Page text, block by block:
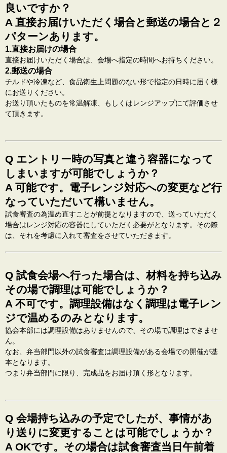
良いですか？
A 直接お届けいただく場合と郵送の場合と２
パターンあります。
1.直接お届けの場合
直接お届けいただく場合は、会場へ指定の時間へお持ちください。
2.郵送の場合
チルドや冷凍など、食品衛生上問題のない形で指定の日時に届く様
にお送りください。
お送り頂いたものを常温解凍、もしくはレンジアップにて評価させ
て頂きます。
Q エントリー時の写真と違う容器になって
しまいますが可能でしょうか？
A 可能です。電子レンジ対応への変更など行
なっていただいて構いません。
試食審査の為温め直すことが前提となりますので、送っていただく
場合はレンジ対応の容器にしていただく必要がとなります。その際
は、それを考慮に入れて審査をさせていただきます。
Q 試食会場へ行った場合は、材料を持ち込み
その場で調理は可能でしょうか？
A 不可です。調理設備はなく調理は電子レン
ジで温めるのみとなります。
協会本部には調理設備はありませんので、その場で調理はできませ
ん。
なお、弁当部門以外の試食審査は調理設備がある会場での開催が基
本となります。
つまり弁当部門に限り、完成品をお届け頂く形となります。
Q 会場持ち込みの予定でしたが、事情があ
り送りに変更することは可能でしょうか？
A OKです。その場合は試食審査当日午前着